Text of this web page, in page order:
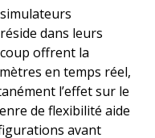
dans leurs
offrent la
en temps réel,
l’effet sur le
de flexibilité aide
avant